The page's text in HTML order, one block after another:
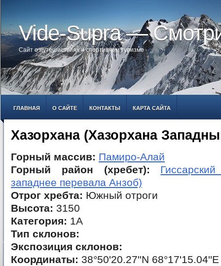
Vide-Supra —
Сайт о путешествиях и спортивном туризме
ГЛАВНАЯ О САЙТЕ КОНТАКТЫ КАРТА САЙТА
Хазорхана (Хазорхана
Горный массив: Памиро-Алай
Горный район (хребет):
западнее перевала Анзоб)
Отрог хребта: Южный отроги
Высота: 3150
Категория: 1А
Тип склонов:
Экспозиция склонов:
Координаты: 38°50'20.27''N 68°17'15.04''E